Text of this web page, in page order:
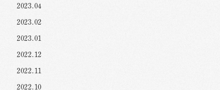
2023.04
2023.02
2023.01
2022.12
2022.11
2022.10